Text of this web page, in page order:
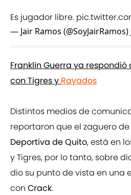
Es jugador libre.
— Jair Ramos (@SoyJairRamos)
Franklin Guerra ya
con Tigres y Rayados
Distintos medios de
reportaron que el zaguero de
Deportiva de Quito, está en
y Tigres, por lo tanto, sobre
dio su punto de vista en una
con Crack.